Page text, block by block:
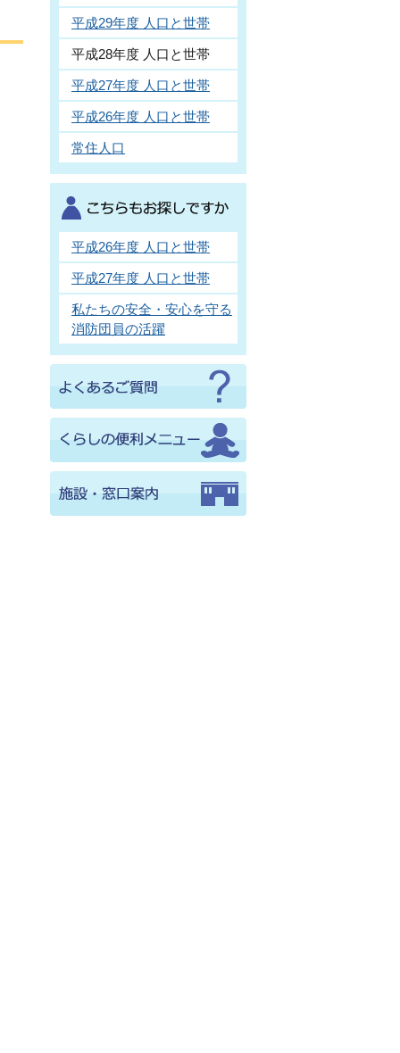
平成29年度 人口と世帯
平成28年度 人口と世帯
平成27年度 人口と世帯
平成26年度 人口と世帯
常住人口
平成26年度 人口と世帯
平成27年度 人口と世帯
私たちの安全・安心を守る
消防団員の活躍